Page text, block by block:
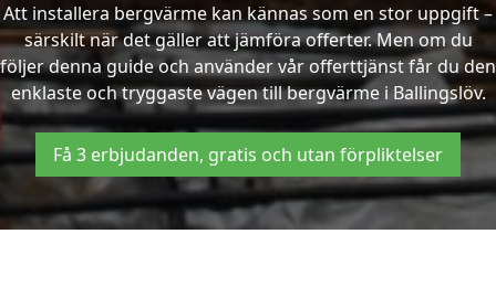
Att installera bergvärme kan kännas som en stor uppgift –
särskilt när det gäller att jämföra offerter. Men om du
följer denna guide och använder vår offerttjänst får du den
enklaste och tryggaste vägen till bergvärme i Ballingslöv.
Få 3 erbjudanden, gratis och utan förpliktelser